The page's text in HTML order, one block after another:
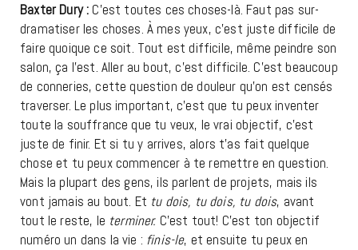
Baxter Dury : C’est toutes ces choses-là. Faut pas sur-
dramatiser les choses. À mes yeux, c’est juste difficile de
faire quoique ce soit. Tout est difficile, même peindre son
salon, ça l’est. Aller au bout, c’est difficile. C’est beaucoup
de conneries, cette question de douleur qu’on est censés
traverser. Le plus important, c’est que tu peux inventer
toute la souffrance que tu veux, le vrai objectif, c’est
juste de finir. Et si tu y arrives, alors t’as fait quelque
chose et tu peux commencer à te remettre en question.
Mais la plupart des gens, ils parlent de projets, mais ils
vont jamais au bout. Et tu dois, tu dois, tu dois, avant
tout le reste, le terminer. C’est tout! C’est ton objectif
numéro un dans la vie : finis-le, et ensuite tu peux en